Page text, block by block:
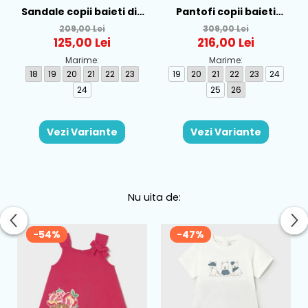
Sandale copii baieti din
textil Biomecanics,
Albastru - 262186-A008
209,00 Lei
125,00 Lei
Marime:
18
19 20 21 22
23
24
Vezi Variante
Pantofi copii baieti
calapod lat din piele
Biomecanics, Albastru -
262166-A556
309,00 Lei
216,00 Lei
Marime:
19
20 21 22 23
24
25
26
Vezi Variante
Nu uita de:
-54% -47%